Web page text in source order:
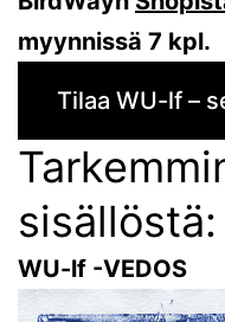
myynnissä 7 kpl.
Tilaa WU-lf –
sisällöstä:
WU-lf -VEDOS